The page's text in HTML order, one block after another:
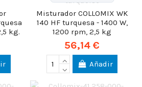
kg.
Misturador COLLOMIX WK
140 HF turquesa - 1400 W,
1200 rpm, 2,5 kg
56,14 €
Añadir